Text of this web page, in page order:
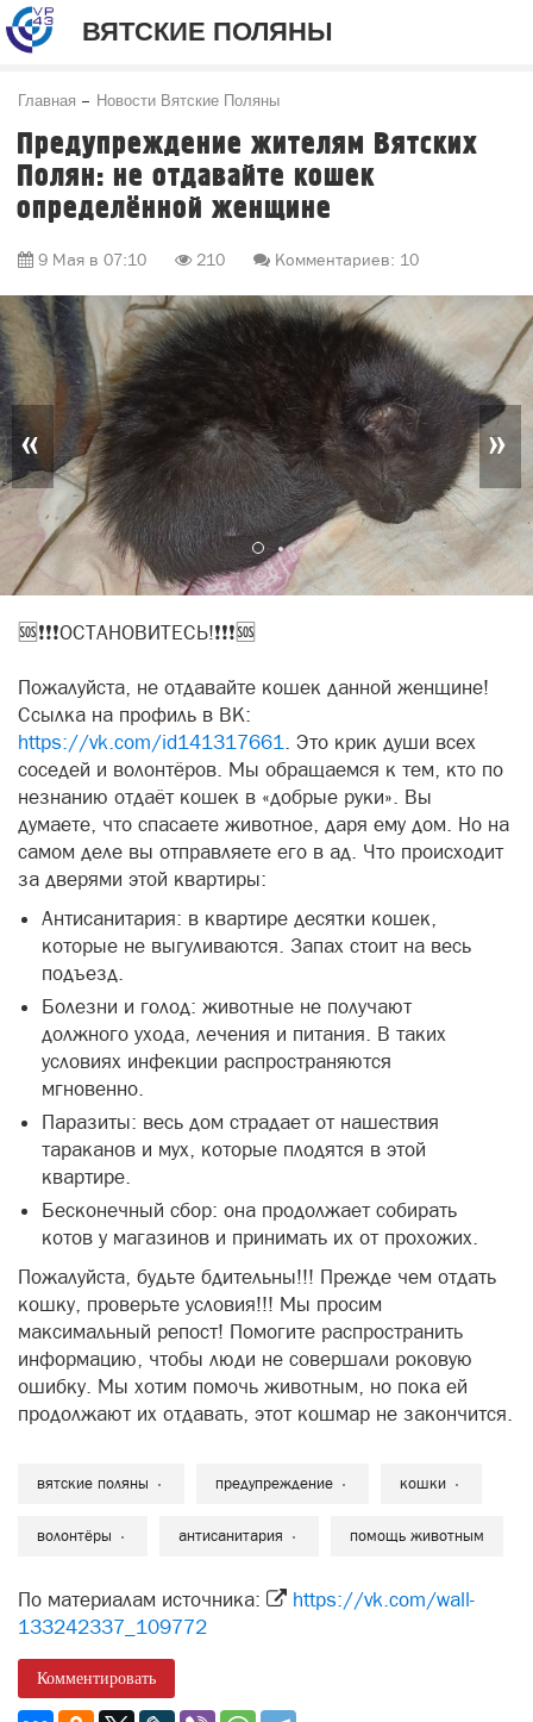
ВЯТСКИЕ ПОЛЯНЫ
Главная Новости Вятские Поляны
Предупреждение жителям Вятских
Полян: не отдавайте кошек
определённой женщине
9 Мая в 07:10 210 Комментариев: 10
« »
🆘❗❗❗ОСТАНОВИТЕСЬ!❗❗❗🆘
Пожалуйста, не отдавайте кошек данной женщине!
Ссылка на профиль в ВК:
https://vk.com/id141317661. Это крик души всех
соседей и волонтёров. Мы обращаемся к тем, кто по
незнанию отдаёт кошек в «добрые руки». Вы
думаете, что спасаете животное, даря ему дом. Но на
самом деле вы отправляете его в ад. Что происходит
за дверями этой квартиры:
Антисанитария: в квартире десятки кошек,
которые не выгуливаются. Запах стоит на весь
подъезд.
Болезни и голод: животные не получают
должного ухода, лечения и питания. В таких
условиях инфекции распространяются
мгновенно.
Паразиты: весь дом страдает от нашествия
тараканов и мух, которые плодятся в этой
квартире.
Бесконечный сбор: она продолжает собирать
котов у магазинов и принимать их от прохожих.
Пожалуйста, будьте бдительны!!! Прежде чем отдать
кошку, проверьте условия!!! Мы просим
максимальный репост! Помогите распространить
информацию, чтобы люди не совершали роковую
ошибку. Мы хотим помочь животным, но пока ей
продолжают их отдавать, этот кошмар не закончится.
вятские поляны предупреждение кошки
волонтёры антисанитария помощь животным
По материалам источника:
https://vk.com/wall-
133242337_109772
Комментировать